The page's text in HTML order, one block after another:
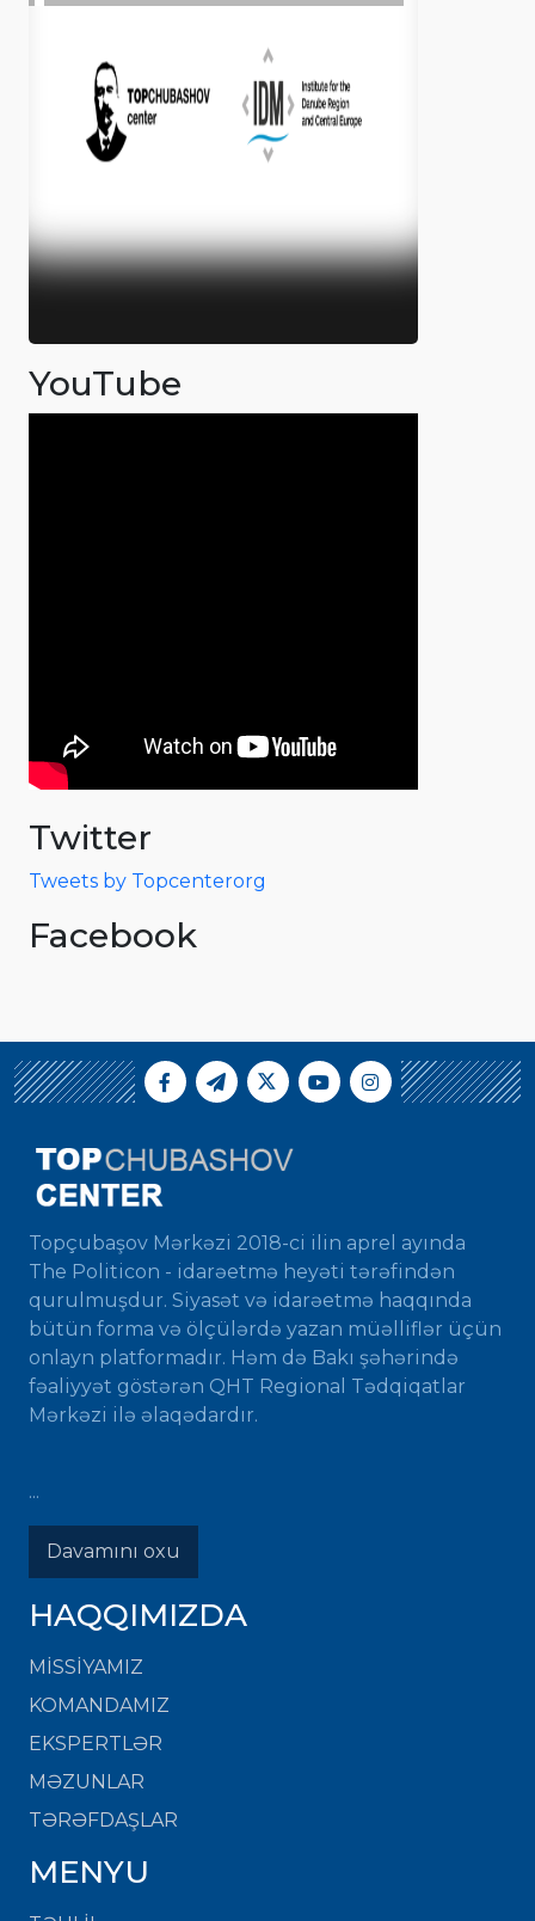
YouTube
Twitter
Tweets by Topcenterorg
Facebook
Topçubaşov Mərkəzi 2018-ci ilin aprel ayında
The Politicon - idarəetmə heyəti tərəfindən
qurulmuşdur. Siyasət və idarəetmə haqqında
bütün forma və ölçülərdə yazan müəlliflər üçün
onlayn platformadır. Həm də Bakı şəhərində
fəaliyyət göstərən QHT Regional Tədqiqatlar
Mərkəzi ilə əlaqədardır.
...
Davamını oxu
HAQQIMIZDA
MISSIYAMIZ
KOMANDAMIZ
EKSPERTLƏR
MƏZUNLAR
TƏRƏFDAŞLAR
MENYU